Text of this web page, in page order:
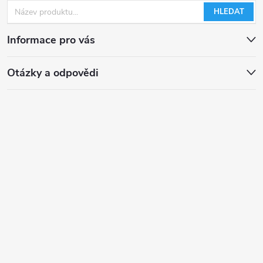
HLEDAT
Informace pro vás
Otázky a odpovědi